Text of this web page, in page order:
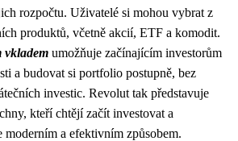
rozpočtu. Uživatelé si mohou vybrat z
produktů, včetně akcií, ETF a komodit.
vkladem umožňuje začínajícím investorům
a budovat si portfolio postupně, bez
investic. Revolut tak představuje
kteří chtějí začít investovat a
moderním a efektivním způsobem.